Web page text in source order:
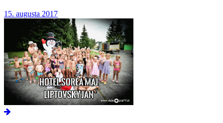
15. augusta 2017